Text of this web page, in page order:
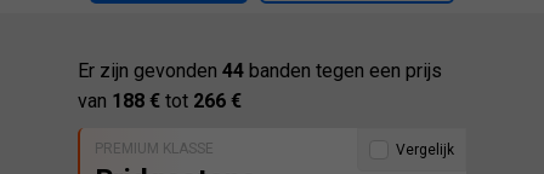
Er zijn gevonden 44 banden tegen een prijs
van 188 € tot 266 €
PREMIUM KLASSE Vergelijk